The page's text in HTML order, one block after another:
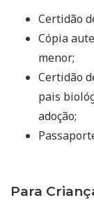
Certidão
Cópia
menor;
Certidão
pais
adoção;
Para